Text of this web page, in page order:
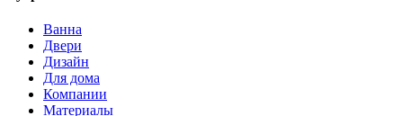
Ванна
Двери
Дизайн
Для дома
Компании
Материалы